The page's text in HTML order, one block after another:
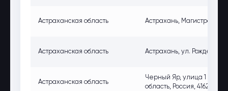
Астраханская область Астрахань,
Астраханская область Астрахань, ул.
Астраханская область
Черный Яр, улица 1 Мая,
область, Россия, 416230